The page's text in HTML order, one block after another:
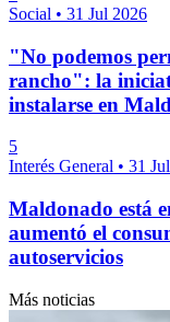
Social • 31 Jul 2026
"No podemos
rancho": la
instalarse en
5
Interés General • 31
Maldonado está
aumentó el
autoservicios
Más noticias